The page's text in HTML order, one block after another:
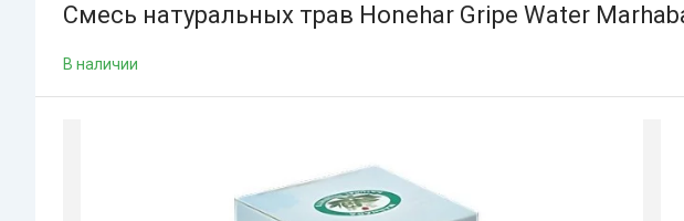
Смесь натуральных трав Honehar Gripe Water
В наличии